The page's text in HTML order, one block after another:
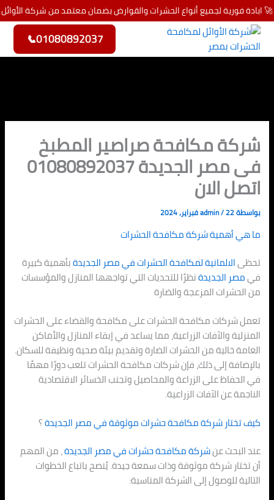
تخطي
إلى
المحتوى
🚀 ابادة فورية لجميع أنواع الحشرات والقوارض بضمان معتمد من شركة الأوائل
01080892037
📞
شركة مكافحة صراصير المطبخ
فى مصر الجديدة 01080892037
اتصل الان
بواسطة admin/22 فبراير، 2024
ما هي أهمية شركة مكافحة الحشرات
تحظىالالمانية لمكافحة الحشرات فيمصر الجديدةبأهمية كبيرة
فيمصر الجديدةنظرًا للتحديات التي تواجهها المنازل والمؤسسات
من الحشرات المزعجة والضارة
تعمل شركات مكافحة الحشرات على مكافحة والقضاء على الحشرات
المنزلية والآفات الزراعية، مما يساعد في إبقاء المنازل والأماكن
العامة خالية من الحشرات الضارة وتقديم بيئة صحية ونظيفة للسكان.
بالإضافة إلى ذلك، فإن شركات مكافحة الحشرات تلعب دورًا مهمًا
في الحفاظ على الزراعة والمحاصيل وتجنب الخسائر الاقتصادية
الناجمة عن الآفات الزراعية.
كيف تختار شركة مكافحة حشرات موثوقة فيمصر الجديدة؟
عند البحث عنشركة مكافحة حشرات فيمصر الجديدة، من المهم
أن تختار شركة موثوقة وذات سمعة جيدة. يُنصح باتباع الخطوات
التالية للوصول إلى الشركة المناسبة: